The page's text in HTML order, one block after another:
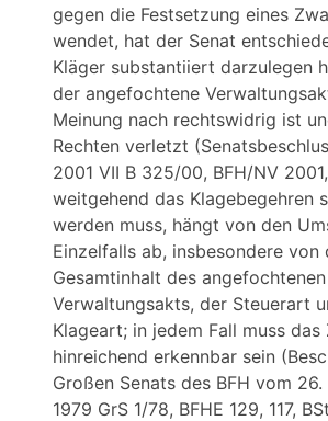
gegen die Festsetzung eines
wendet, hat der Senat
Kläger substantiiert darzulegen
der angefochtene
Meinung nach rechtswidrig ist
Rechten verletzt
2001 VII B 325/00, BFH/NV
weitgehend das Klagebegehren
werden muss, hängt von den
Einzelfalls ab, insbesondere von
Gesamtinhalt des angefochtenen
Verwaltungsakts, der Steuerart
Klageart; in jedem Fall muss das
hinreichend erkennbar sein
Großen Senats des BFH vom
1979 GrS 1/78, BFHE 129, 117,